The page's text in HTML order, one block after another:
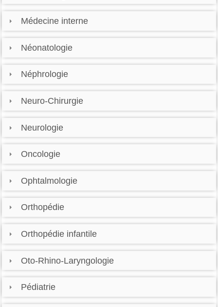
Médecine interne
Néonatologie
Néphrologie
Neuro-Chirurgie
Neurologie
Oncologie
Ophtalmologie
Orthopédie
Orthopédie infantile
Oto-Rhino-Laryngologie
Pédiatrie